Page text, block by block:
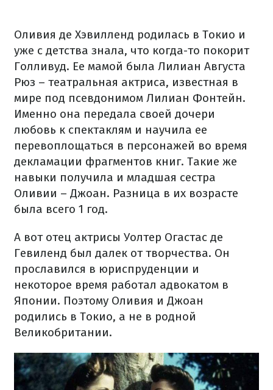
Оливия де Хэвилленд родилась в Токио и
уже с детства знала, что когда-то покорит
Голливуд. Ее мамой была Лилиан Августа
Рюз – театральная актриса, известная в
мире под псевдонимом Лилиан Фонтейн.
Именно она передала своей дочери
любовь к спектаклям и научила ее
перевоплощаться в персонажей во время
декламации фрагментов книг. Такие же
навыки получила и младшая сестра
Оливии – Джоан. Разница в их возрасте
была всего 1 год.
А вот отец актрисы Уолтер Огастас де
Гевиленд был далек от творчества. Он
прославился в юриспруденции и
некоторое время работал адвокатом в
Японии. Поэтому Оливия и Джоан
родились в Токио, а не в родной
Великобритании.